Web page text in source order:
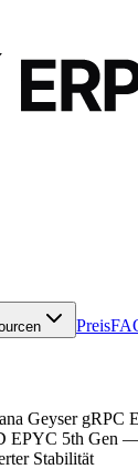
Preis
Geyser gRPC
EPYC 5th Gen
Stabilität